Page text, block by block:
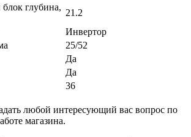
глубина,
21.2
Инвертор
25/52
Да
Да
36
любой интересующий вас вопрос по
магазина.